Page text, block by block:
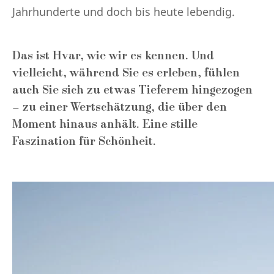
Jahrhunderte und doch bis heute lebendig.
Das ist Hvar, wie wir es kennen. Und
vielleicht, während Sie es erleben, fühlen
auch Sie sich zu etwas Tieferem hingezogen
– zu einer Wertschätzung, die über den
Moment hinaus anhält. Eine stille
Faszination für Schönheit.